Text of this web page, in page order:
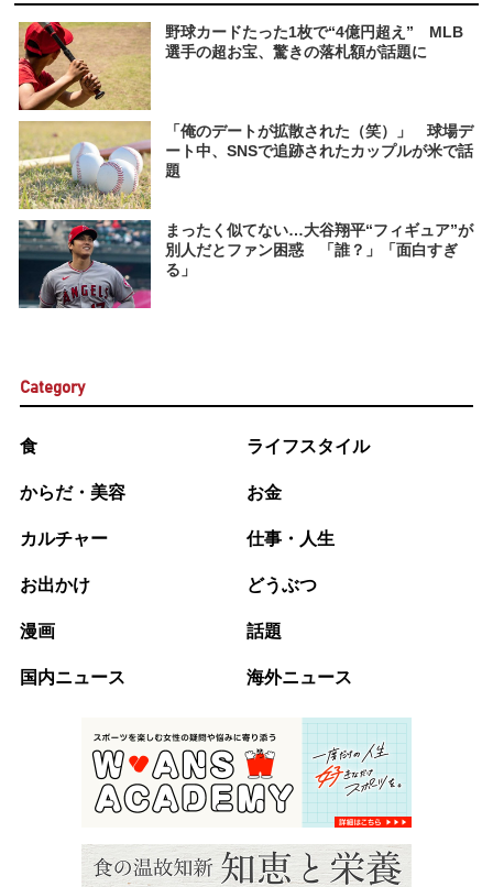
野球カードたった1枚で“4億円超え” MLB
選手の超お宝、驚きの落札額が話題に
「俺のデートが拡散された（笑）」 球場デ
ート中、SNSで追跡されたカップルが米で話
題
まったく似てない…大谷翔平“フィギュア”が
別人だとファン困惑 「誰？」「面白すぎ
る」
Category
食 ライフスタイル
からだ・美容 お金
カルチャー 仕事・人生
お出かけ どうぶつ
漫画 話題
国内ニュース 海外ニュース